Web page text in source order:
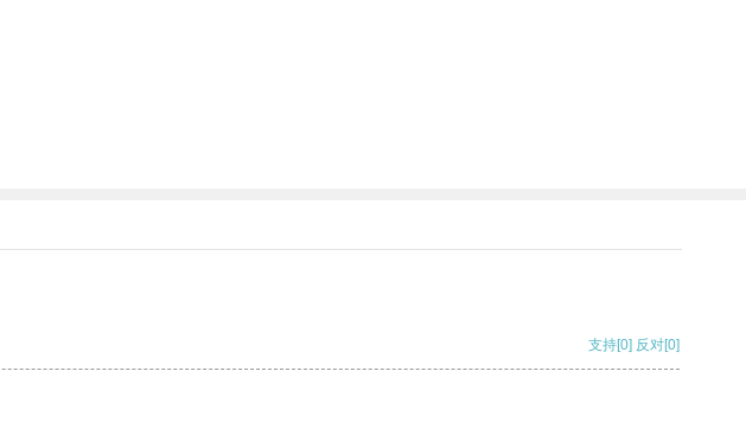
支持[0] 反对[0]